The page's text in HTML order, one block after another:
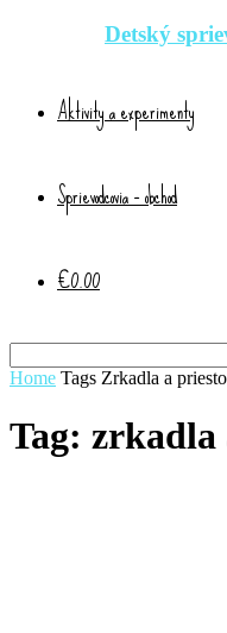
Detský
Aktivity a experimenty
Sprievodcovia – obchod
€0.00
Home Tags Zrkadla a
Tag: